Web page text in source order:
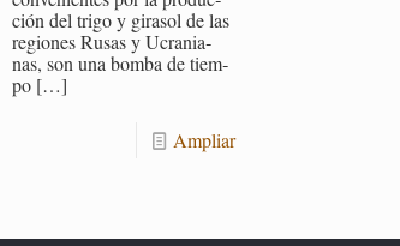
ción del trigo y gi­ra­sol de las
re­gio­nes Rusas y Ucra­nia­
nas, son una bomba de tiem­
po […]
Am­pliar